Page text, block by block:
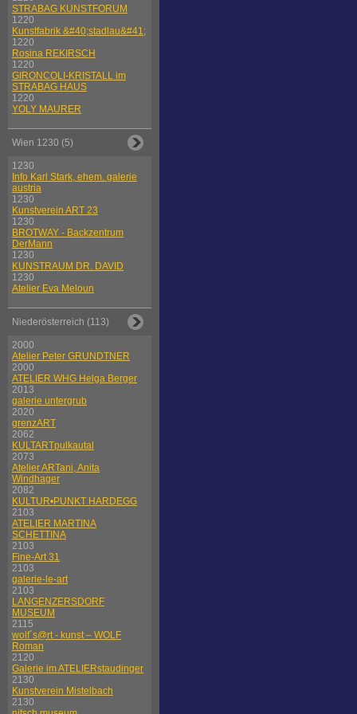
STRABAG KUNSTFORUM
1220
Kunstfabrik &#40;stadlau&#41;
1220
Rosina REKIRSCH
1220
GIRONCOLI-KRISTALL im
STRABAG HAUS
1220
YOLY MAURER
Wien 1230 (5)
1230
Info Karl Stark, ehem. galerie
austria
1230
Kunstverein ART 23
1230
BROTWAY - Backzentrum
DerMann
1230
KUNSTRAUM DR. DAVID
1230
Atelier Eva Meloun
Niederösterreich (113)
2000
Atelier Peter GRUNDTNER
2000
ATELIER WHG Helga Berger
2013
galerie untergrub
2020
grenzART
2062
KULTARTpulkautal
2073
Atelier ARTani, Anita
Windhager
2082
KULTUR•PUNKT HARDEGG
2103
ATELIER MARTINA
SCHETTINA
2103
Fine-Art 31
2103
galerie-le-art
2103
LANGENZERSDORF
MUSEUM
2115
wolf´s@rt - kunst – WOLF
Roman
2120
Galerie im ATELIERstaudinger
2130
Kunstverein Mistelbach
2130